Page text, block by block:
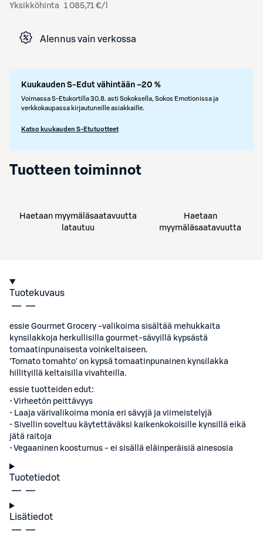
Yksikköhinta 1 085,71 €/l
Alennus vain verkossa
Kuukauden S-Edut vähintään –20 %
Voimassa S-Etukortilla 30.8. asti Sokoksella, Sokos Emotionissa ja
verkkokaupassa kirjautuneille asiakkaille.
Katso kuukauden S-Etutuotteet
Tuotteen toiminnot
Haetaan myymäläsaatavuutta
latautuu
Haetaan
myymäläsaatavuutta
Tuotekuvaus
essie Gourmet Grocery -valikoima sisältää mehukkaita
kynsilakkoja herkullisilla gourmet-sävyillä kypsästä
tomaatinpunaisesta voinkeltaiseen.
'Tomato tomahto' on kypsä tomaatinpunainen kynsilakka ​​
hillityillä keltaisilla vivahteilla.
essie tuotteiden edut:
• Virheetön peittävyys
• Laaja värivalikoima monia eri sävyjä ja viimeistelyjä
• Sivellin soveltuu käytettäväksi kaikenkokoisille kynsillä eikä
jätä raitoja
• Vegaaninen koostumus - ei sisällä eläinperäisiä ainesosia
Tuotetiedot
Lisätiedot